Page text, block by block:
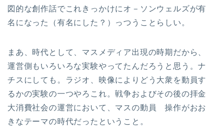
図的な創作話でこれきっかけにオ－ソンウェルズが有
名になった（有名にした？）っつうことらしい。
まあ、時代として、マスメディア出現の時期だから、
運営側もいろいろな実験やってたんだろうと思う。ナ
チスにしても。ラジオ、映像によりどう大衆を動員す
るかの実験の一つやろこれ。戦争およびその後の拝金
大消費社会の運営において、マスの動員 操作がおお
きなテーマの時代だったということ。